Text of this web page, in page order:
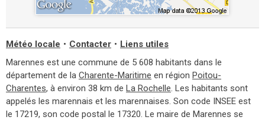
Météo locale • Contacter • Liens utiles
Marennes est une commune de 5 608 habitants dans le
département de la Charente-Maritime en région Poitou-
Charentes, à environ 38 km de La Rochelle. Les habitants sont
appelés les marennais et les marennaises. Son code INSEE est
le 17219, son code postal le 17320. Le maire de Marennes se